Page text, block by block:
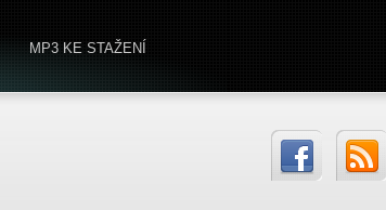
MP3 KE STAŽENÍ